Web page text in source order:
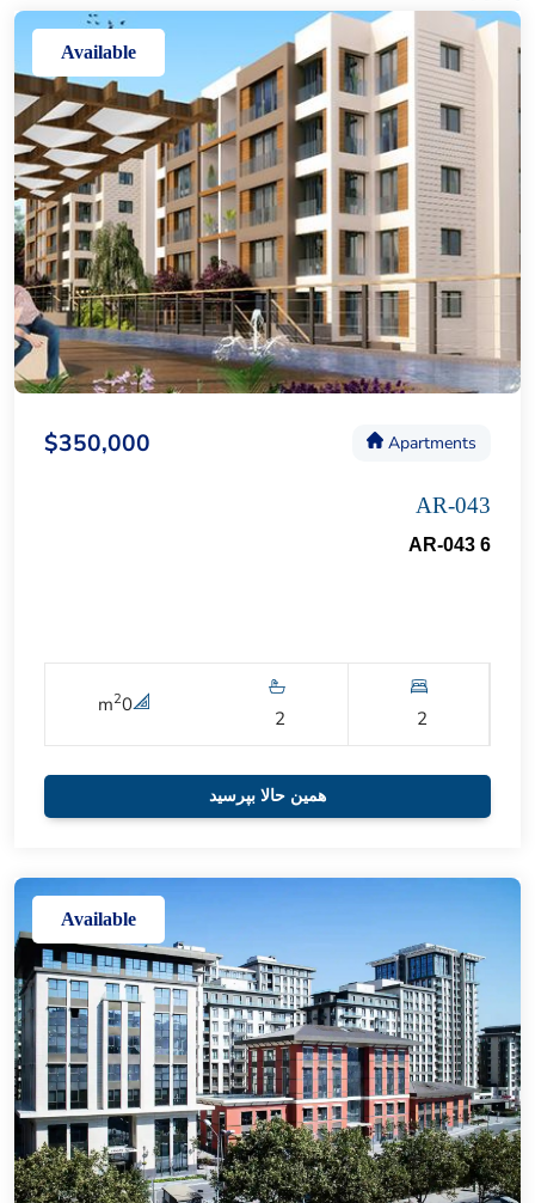
Available
Apartments
$350,000
AR-043
AR-043 6
2
2
0
m2
همین حالا بپرسید
Available